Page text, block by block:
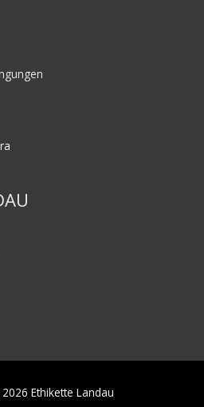
Ethikette Landau